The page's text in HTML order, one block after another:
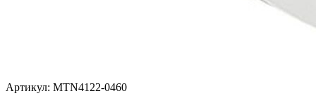
Артикул: MTN4122-0460